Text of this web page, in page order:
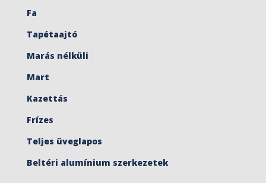
Fa
Tapétaajtó
Marás nélküli
Mart
Kazettás
Frízes
Teljes üveglapos
Beltéri alumínium szerkezetek